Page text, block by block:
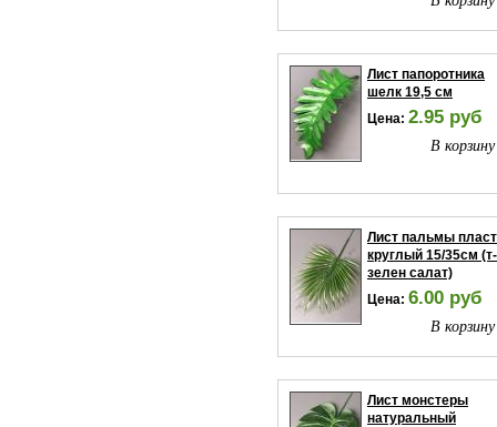
Лист папоротника
шелк 19,5 см
Цена: 2.95 руб
В
Лист пальмы
круглый 15/35см (т-
зелен салат)
Цена: 6.00 руб
В
Лист монстеры
натуральный